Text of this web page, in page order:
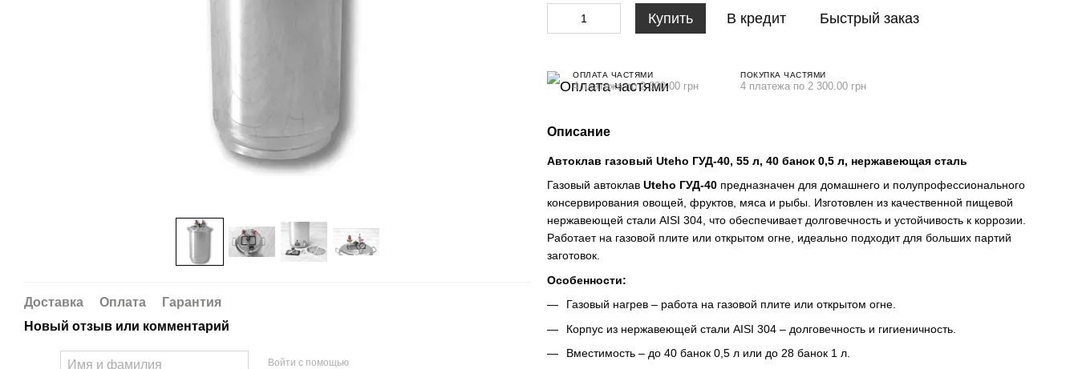
Доставка Оплата
Гарантия
Новый отзыв или комментарий
Войти с помощью
Купить В кредит Быстрый заказ
ОПЛАТА ЧАСТЯМИ
4 платежа по 2 300.00 грн
ПОКУПКА ЧАСТЯМИ
4 платежа по 2 300.00 грн
Описание
Автоклав газовый Uteho ГУД-40, 55 л, 40 банок 0,5 л, нержавеющая сталь
Газовый автоклав Uteho ГУД-40 предназначен для домашнего и полупрофессионального
консервирования овощей, фруктов, мяса и рыбы. Изготовлен из качественной пищевой
нержавеющей стали AISI 304, что обеспечивает долговечность и устойчивость к коррозии.
Работает на газовой плите или открытом огне, идеально подходит для больших партий
заготовок.
Особенности:
Газовый нагрев – работа на газовой плите или открытом огне.
Корпус из нержавеющей стали AISI 304 – долговечность и гигиеничность.
Вместимость – до 40 банок 0,5 л или до 28 банок 1 л.